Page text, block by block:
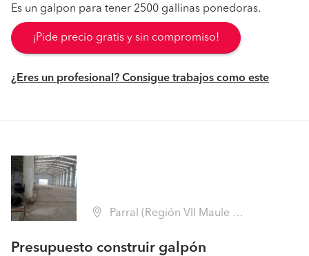
Es un galpon para tener 2500 gallinas ponedoras.
¡Pide precio gratis y sin compromiso!
¿Eres un profesional? Consigue trabajos como este
Parral (Región VII Maule - Linares)
Presupuesto construir galpón